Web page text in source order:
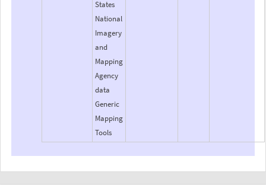
States
National
Imagery
and
Mapping
Agency
data
Generic
Mapping
Tools